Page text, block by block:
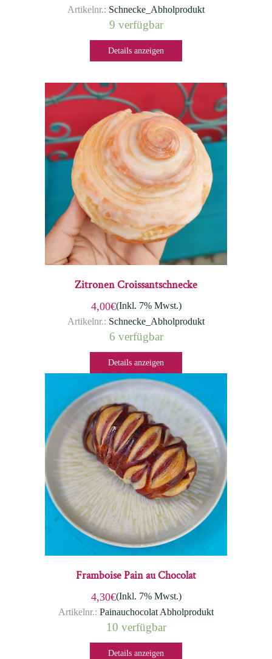
Artikelnr.: Schnecke_Abholprodukt
9 verfügbar
Details anzeigen
Zitronen Croissantschnecke
4,00€(Inkl. 7% Mwst.)
Artikelnr.: Schnecke_Abholprodukt
6 verfügbar
Details anzeigen
Framboise Pain au Chocolat
4,30€(Inkl. 7% Mwst.)
Artikelnr.: Painauchocolat Abholprodukt
10 verfügbar
Details anzeigen